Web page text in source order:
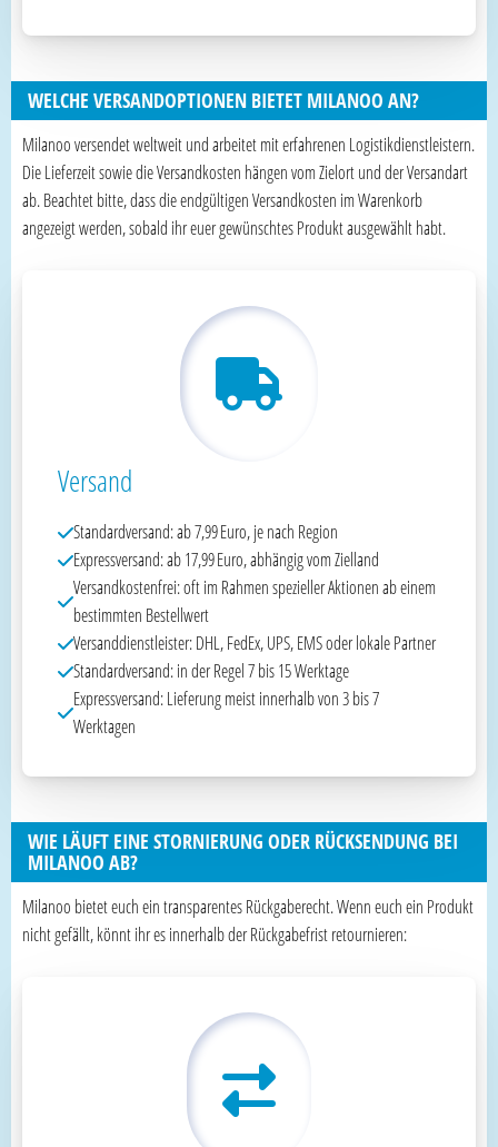
WELCHE VERSANDOPTIONEN BIETET MILANOO AN?
Milanoo versendet weltweit und arbeitet mit erfahrenen Logistikdienstleistern.
Die Lieferzeit sowie die Versandkosten hängen vom Zielort und der Versandart
ab. Beachtet bitte, dass die endgültigen Versandkosten im Warenkorb
angezeigt werden, sobald ihr euer gewünschtes Produkt ausgewählt habt.
Versand
Standardversand: ab 7,99 Euro, je nach Region
Expressversand: ab 17,99 Euro, abhängig vom Zielland
Versandkostenfrei: oft im Rahmen spezieller Aktionen ab einem
bestimmten Bestellwert
Versanddienstleister: DHL, FedEx, UPS, EMS oder lokale Partner
Standardversand: in der Regel 7 bis 15 Werktage
Expressversand: Lieferung meist innerhalb von 3 bis 7
Werktagen
WIE LÄUFT EINE STORNIERUNG ODER RÜCKSENDUNG BEI
MILANOO AB?
Milanoo bietet euch ein transparentes Rückgaberecht. Wenn euch ein Produkt
nicht gefällt, könnt ihr es innerhalb der Rückgabefrist retournieren: